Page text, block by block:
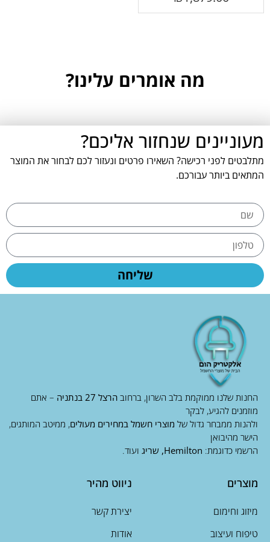
מה אומרים עלינו?
מעוניינים שנחזור אליכם?
מתלבטים לפני רכישה? השאירו פרטים ונעזור לכם לבחור את המוצר
המתאים ביותר עבורכם.
שליחה
החנות שלנו ממוקמת בלב השרון, ברחוב הרצל 27 בנתניה
– אתם
מוזמנים להגיע, לבקר
ולהנות ממבחר גדול של מוצרי חשמל במחירים מעולים, ממיטב המותגים,
הישר מהיבואן
הרשמי כדוגמת: Hemilton, שריג ועוד.
מוצרים
מיזוג וחימום
טיפוח ועיצוב
ניווט מהיר
יצירת קשר
אודות